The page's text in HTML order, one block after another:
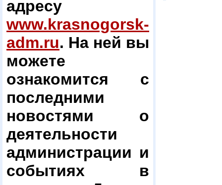
адресу
www.krasnogorsk-
adm.ru. На ней вы
можете
ознакомится с
последними
новостями о
деятельности
администрации и
событиях в